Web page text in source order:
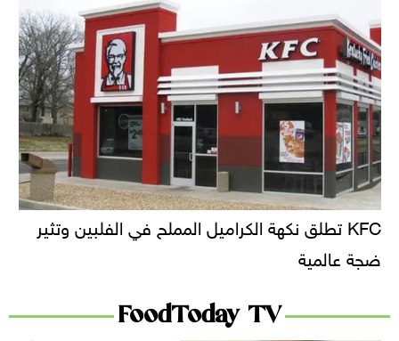
KFC تطلق نكهة الكراميل المملح في الفلبين وتثير
ضجة عالمية
FoodToday TV